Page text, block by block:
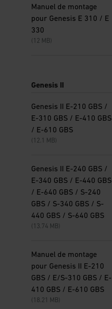
Manuel de montage
pour Genesis E 310 / E
330
(12 MB)
Genesis II
Genesis II E-210 GBS /
E-310 GBS / E-410 GBS
/ E-610 GBS
(12.1 MB)
Genesis II E-240 GBS /
E-340 GBS / E-440 GBS
/ E-640 GBS / S-240
GBS / S-340 GBS / S-
440 GBS / S-640 GBS
(13.74 MB)
Manuel de montage
pour Genesis II E-210
GBS / E/S-310 GBS / E-
410 GBS / E-610 GBS
(18.21 MB)